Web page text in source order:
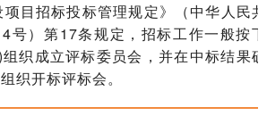
目招标投标管理规定》（中华人民共
号）第17条规定，招标工作一般按下
织成立评标委员会，并在中标结果确
织开标评标会。